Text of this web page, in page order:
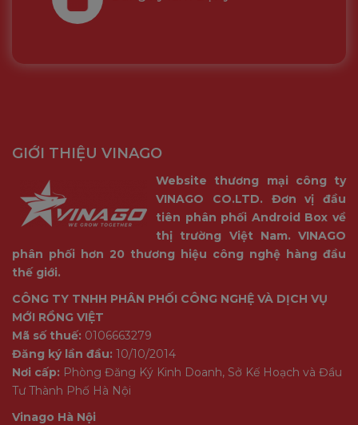
GIỚI THIỆU VINAGO
Website thương mại công ty
VINAGO CO.LTD. Đơn vị đầu
tiên phân phối Android Box về
thị trường Việt Nam. VINAGO
phân phối hơn 20 thương hiệu công nghệ hàng đầu
thế giới.
CÔNG TY TNHH PHÂN PHỐI CÔNG NGHỆ VÀ DỊCH VỤ
MỚI RỒNG VIỆT
Mã số thuế: 0106663279
Đăng ký lần đầu: 10/10/2014
Nơi cấp: Phòng Đăng Ký Kinh Doanh, Sở Kế Hoạch và Đầu
Tư Thành Phố Hà Nội
Vinago Hà Nội